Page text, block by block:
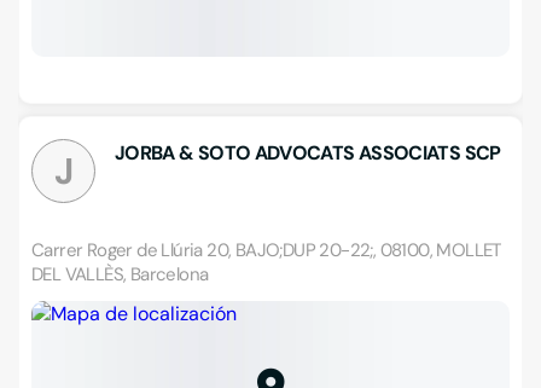
J JORBA & SOTO ADVOCATS ASSOCIATS SCP
Carrer Roger de Llúria 20, BAJO;DUP 20-22;, 08100, MOLLET
DEL VALLÈS, Barcelona